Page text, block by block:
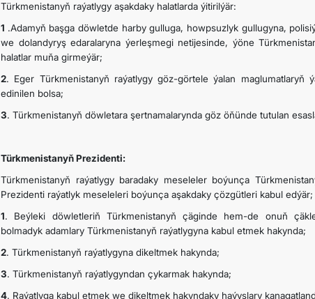
Türkmenistanyň raýatlygy aşakdaky halatlarda ýitirilýär:
1 .Adamyň başga döwletde harby gulluga, howpsuzlyk gullugyna,
we dolandyryş edaralaryna ýerleşmegi netijesinde, ýöne
halatlar muňa girmeýär;
2. Eger Türkmenistanyň raýatlygy göz-görtele ýalan maglumatlaryň
edinilen bolsa;
3. Türkmenistanyň döwletara şertnamalarynda göz öňünde tutulan
Türkmenistanyň Prezidenti:
Türkmenistanyň raýatlygy baradaky meseleler boýunça
Prezidenti raýatlyk meseleleri boýunça aşakdaky çözgütleri kabul edýär;
1. Beýleki döwletleriň Türkmenistanyň çäginde hem-de onuň
bolmadyk adamlary Türkmenistanyň raýatlygyna kabul etmek hakynda;
2. Türkmenistanyň raýatlygyna dikeltmek hakynda;
3. Türkmenistanyň raýatlygyndan çykarmak hakynda;
4. Raýatlyga kabul etmek we dikeltmek hakyndaky haýyşlary